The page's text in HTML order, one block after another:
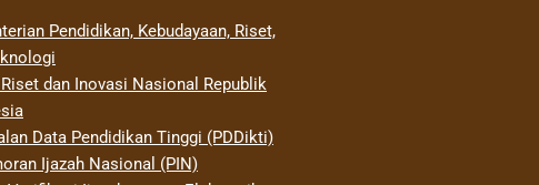
Pendidikan, Kebudayaan, Riset,
dan Inovasi Nasional Republik
Data Pendidikan Tinggi (PDDikti)
Ijazah Nasional (PIN)